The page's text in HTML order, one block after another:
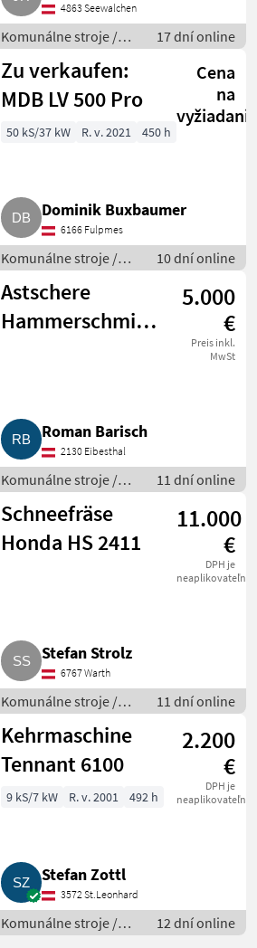
4863 Seewalchen
Komunálne stroje /
Zametací stroj
17 dní online
Zu verkaufen:
MDB LV 500 Pro
Cena
na
50 kS/37 kW R. v. 2021 450 h
Dominik Buxbaumer
6166 Fulpmes
Komunálne stroje /
Spádová kosačka
10 dní online
Astschere
Hammerschmied
5.000
€
Preis inkl.
MwSt
Roman Barisch
2130 Eibesthal
Komunálne stroje /
Univerzálny
komunálny stroj
11 dní online
Schneefräse
Honda HS 2411
11.000
€
DPH je
neaplikovateľné
Stefan Strolz
6767 Warth
Komunálne stroje /
Snehová fréza
11 dní online
Kehrmaschine
Tennant 6100
2.200
€
DPH je
neaplikovateľné
9 kS/7 kW R. v. 2001 492 h
Stefan Zottl
3572 St.Leonhard
Komunálne stroje /
Zametací stroj
12 dní online